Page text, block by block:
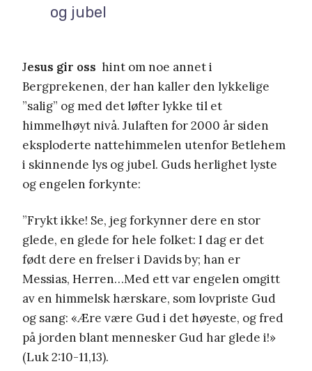
og jubel
Jesus gir oss hint om noe annet i
Bergprekenen, der han kaller den lykkelige
”salig” og med det løfter lykke til et
himmelhøyt nivå. Julaften for 2000 år siden
eksploderte nattehimmelen utenfor Betlehem
i skinnende lys og jubel. Guds herlighet lyste
og engelen forkynte:
”Frykt ikke! Se, jeg forkynner dere en stor
glede, en glede for hele folket: I dag er det
født dere en frelser i Davids by; han er
Messias, Herren…Med ett var engelen omgitt
av en himmelsk hærskare, som lovpriste Gud
og sang: «Ære være Gud i det høyeste, og fred
på jorden blant mennesker Gud har glede i!»
(Luk 2:10-11,13).